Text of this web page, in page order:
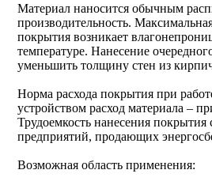
Материал наносится обычным
производительность.
покрытия возникает
температуре. Нанесение
уменьшить толщину стен из
Норма расхода покрытия при
устройством расход материала –
Трудоемкость нанесения
предприятий, продающих
Возможная область применения: